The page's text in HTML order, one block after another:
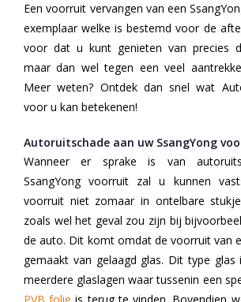
Een voorruit vervangen van een
exemplaar welke is bestemd voor de
voor dat u kunt genieten van precies
maar dan wel tegen een veel
Meer weten? Ontdek dan snel wat
voor u kan betekenen!
Autoruitschade aan uw SsangYong
Wanneer er sprake is van
SsangYong voorruit zal u kunnen
voorruit niet zomaar in ontelbare
zoals wel het geval zou zijn bij
de auto. Dit komt omdat de voorruit van
gemaakt van gelaagd glas. Dit type
meerdere glaslagen waar tussenin een